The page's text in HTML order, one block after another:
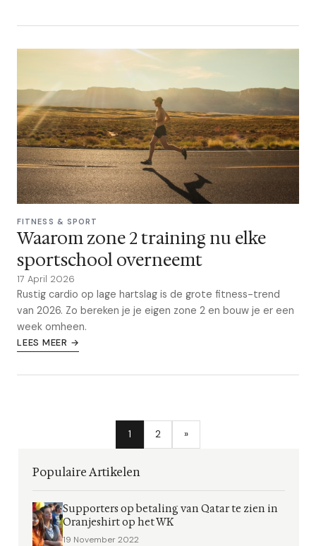
FITNESS & SPORT
Waarom zone 2 training nu elke
sportschool overneemt
17 April 2026
Rustig cardio op lage hartslag is de grote fitness-trend
van 2026. Zo bereken je je eigen zone 2 en bouw je er een
week omheen.
LEES MEER →
1 2 »
Populaire Artikelen
Supporters op betaling van Qatar te zien in
Oranjeshirt op het WK
19 November 2022